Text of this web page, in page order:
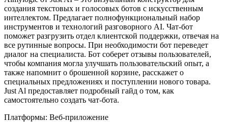
создания текстовых и голосовых ботов с искусственным
интеллектом. Предлагает полнофункциональный набор
инструментов и технологий разговорного AI. Чат-бот
поможет разгрузить отдел клиентской поддержки, отвечая на
все рутинные вопросы. При необходимости бот переведет
диалог на специалиста. Бот соберет отзывы пользователей,
чтобы компания могла улучшать пользовательский опыт, а
также напомнит о брошенной корзине, расскажет о
специальных предложениях и поступлении нового товара.
Just Al предоставляет подробный гайд о том, как
самостоятельно создать чат-бота.
Платформы: Веб-приложение